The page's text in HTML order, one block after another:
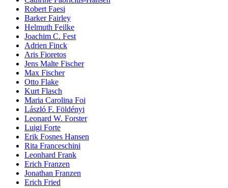
Robert Faesi
Barker Fairley
Helmuth Feilke
Joachim C. Fest
Adrien Finck
Aris Fioretos
Jens Malte Fischer
Max Fischer
Otto Flake
Kurt Flasch
Maria Carolina Foi
László F. Földényi
Leonard W. Forster
Luigi Forte
Erik Fosnes Hansen
Rita Franceschini
Leonhard Frank
Erich Franzen
Jonathan Franzen
Erich Fried